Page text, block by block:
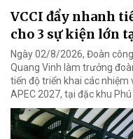
VCCI đẩy nhanh
cho 3 sự kiện lớn
Ngày 02/8/2026, Đoàn
Quang Vinh làm trưởng
tiến độ triển khai các nhiệm
APEC 2027, tại đặc khu